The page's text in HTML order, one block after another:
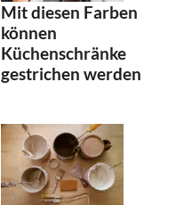
Mit diesen Farben
können
Küchenschränke
gestrichen werden